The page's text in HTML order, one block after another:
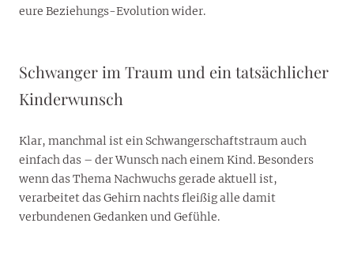
eure Beziehungs-Evolution wider.
Schwanger im Traum und ein tatsächlicher
Kinderwunsch
Klar, manchmal ist ein Schwangerschaftstraum auch
einfach das – der Wunsch nach einem Kind. Besonders
wenn das Thema Nachwuchs gerade aktuell ist,
verarbeitet das Gehirn nachts fleißig alle damit
verbundenen Gedanken und Gefühle.